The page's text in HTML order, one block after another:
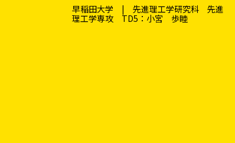
早稲田大学 | 先進理工学研究科 先進
理工学専攻 TD5：小宮 歩睦